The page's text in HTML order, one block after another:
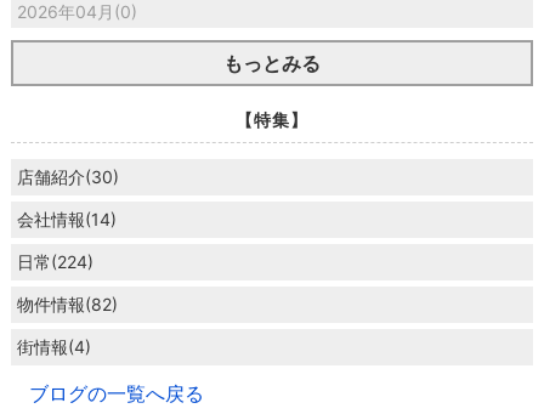
2026年04月(0)
もっとみる
【特集】
店舗紹介(30)
会社情報(14)
日常(224)
物件情報(82)
街情報(4)
ブログの一覧へ戻る